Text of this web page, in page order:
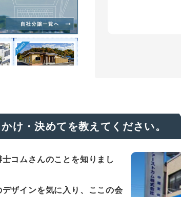
け・決めてを教えてください。
コムさんのことを知りまし
ザインを気に入り、ここの会